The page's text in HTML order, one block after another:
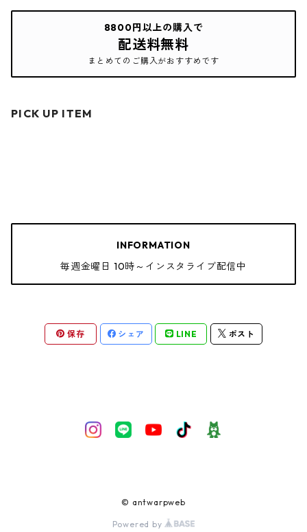
8800円以上の購入で
配送料無料
まとめてのご購入がおすすめです
PICK UP ITEM
INFORMATION
毎週金曜日 10時～インスタライブ配信中
保存 シェア LINE ポスト
© antwarpweb
Powered by